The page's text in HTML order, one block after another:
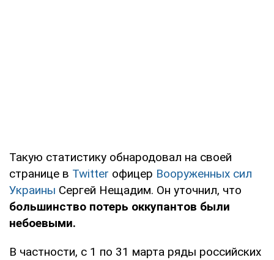
Такую статистику обнародовал на своей
странице в Twitter офицер Вооруженных сил
Украины Сергей Нещадим. Он уточнил, что
большинство потерь оккупантов были
небоевыми.
В частности, с 1 по 31 марта ряды российских